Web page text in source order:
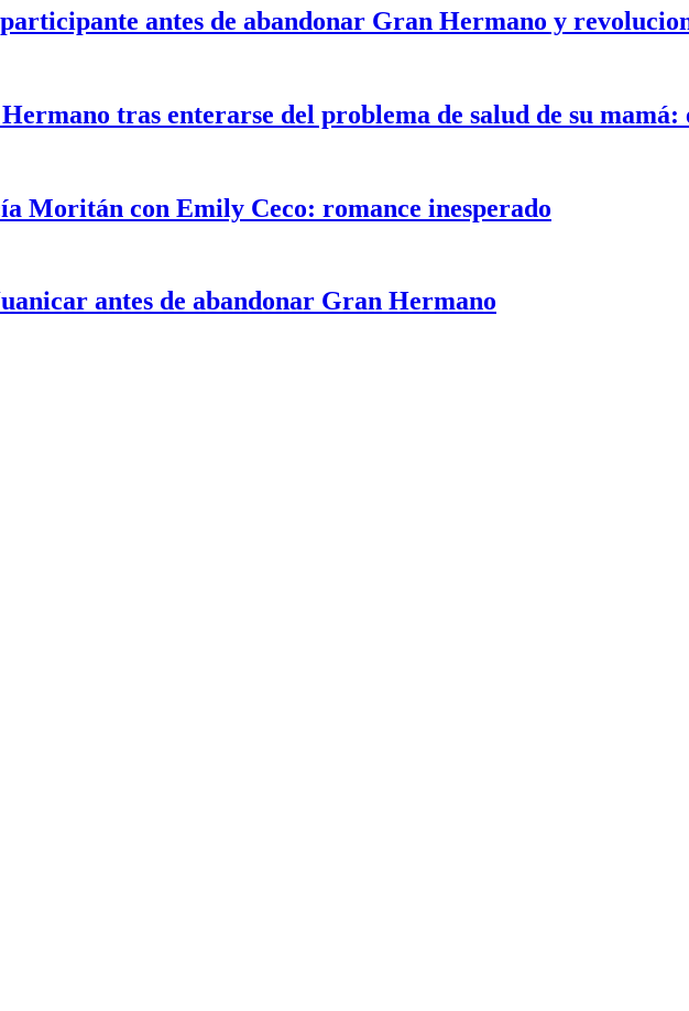
antes de abandonar Gran Hermano y
tras enterarse del problema de salud de su
Moritán con Emily Ceco: romance inesperado
antes de abandonar Gran Hermano